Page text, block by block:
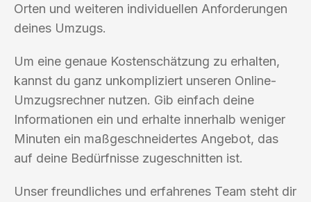
Orten und weiteren individuellen Anforderungen
deines Umzugs.
Um eine genaue Kostenschätzung zu erhalten,
kannst du ganz unkompliziert unseren Online-
Umzugsrechner nutzen. Gib einfach deine
Informationen ein und erhalte innerhalb weniger
Minuten ein maßgeschneidertes Angebot, das
auf deine Bedürfnisse zugeschnitten ist.
Unser freundliches und erfahrenes Team steht dir